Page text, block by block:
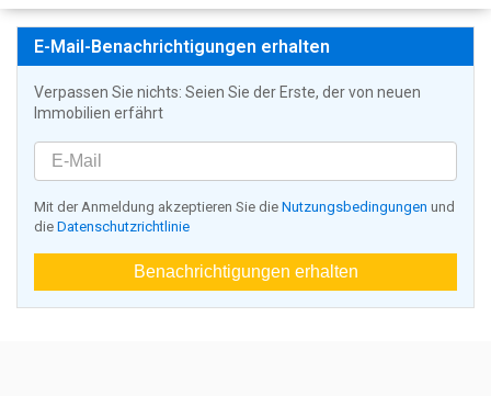
E-Mail-Benachrichtigungen erhalten
Verpassen Sie nichts: Seien Sie der Erste, der von neuen
Immobilien erfährt
Mit der Anmeldung akzeptieren Sie die Nutzungsbedingungen und
die Datenschutzrichtlinie
Benachrichtigungen erhalten